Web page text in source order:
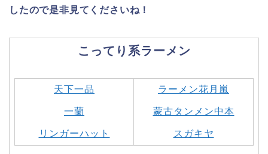
したので是非見てくださいね！
こってり系ラーメン
天下一品 ラーメン花月嵐
一蘭 蒙古タンメン中本
リンガーハット スガキヤ